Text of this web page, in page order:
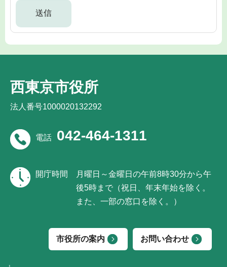
西東京市役所
法人番号1000020132292
電話 042-464-1311
開庁時間
月曜日～金曜日の午前8時30分から午
後5時まで（祝日、年末年始を除く。
また、一部の窓口を除く。）
市役所の案内 お問い合わせ